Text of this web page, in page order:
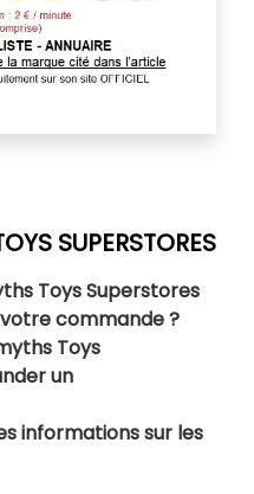
SUPERSTORES
Toys Superstores
commande ?
Toys
un
informations sur les